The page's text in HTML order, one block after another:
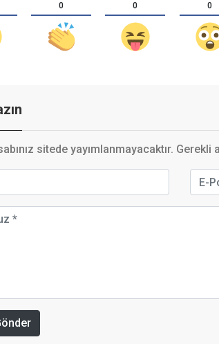
0 0 0
sitede yayımlanmayacaktır. Gerekli